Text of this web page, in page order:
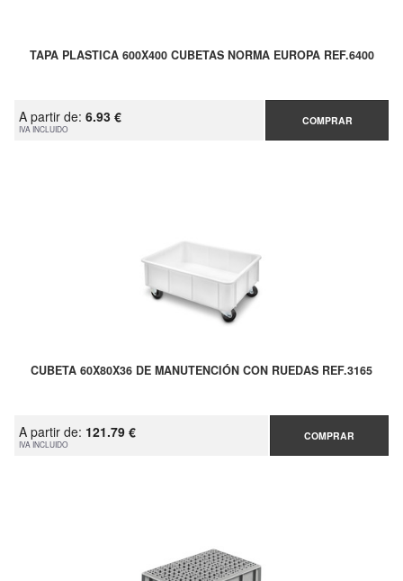
TAPA PLASTICA 600X400 CUBETAS NORMA EUROPA REF.6400
A partir de: 6.93 €
IVA INCLUIDO
COMPRAR
CUBETA 60X80X36 DE MANUTENCIÓN CON RUEDAS REF.3165
A partir de: 121.79 €
IVA INCLUIDO
COMPRAR